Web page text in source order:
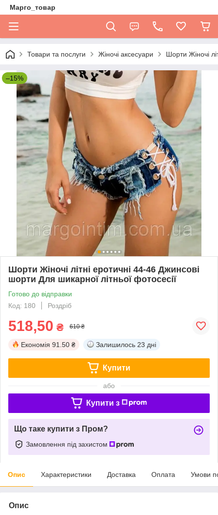
Марго_товар
Товари та послуги Жіночі аксесуари Шорти Жіночі
–15%
Шорти Жіночі літні еротичні 44-46 Джинсові
шорти Для шикарної літньої фотосесії
Готово до відправки
Код: 180
Роздріб
518,50 ₴ 610 ₴
Економія 91.50 ₴ Залишилось 23 дні
Купити
або
Купити з
Що таке купити з Пром?
Замовлення під захистом
Опис Характеристики Доставка Оплата Умови
Опис